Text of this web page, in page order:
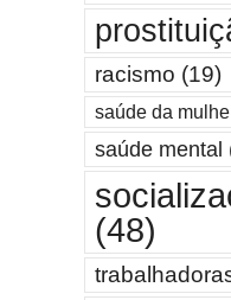
racismo (19)
saúde da
saúde mental
(48)